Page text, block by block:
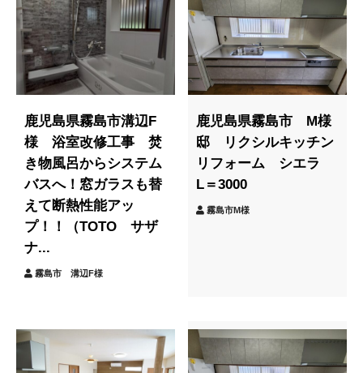
鹿児島県霧島市溝辺F
様 浴室改修工事 焚
き物風呂からシステム
バスへ！窓ガラスも替
えて断熱性能アッ
プ！！（TOTO サザ
ナ...
霧島市 溝辺F様
鹿児島県霧島市 M様
邸 リクシルキッチン
リフォーム シエラ
L＝3000
霧島市M様